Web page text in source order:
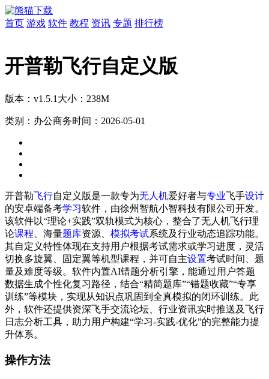
首页 游戏 软件 教程 资讯 专题 排行榜
开普勒飞行自定义版
版本：v1.5.1 大小：238M
类别：办公商务时间：2026-05-01
开普勒飞行自定义版是一款专为无人机爱好者与专业飞手设计
的安卓端备考学习软件，由徐州智航小智科技有限公司开发。
该软件以“理论+实践”双轨模式为核心，整合了无人机飞行理
论课程 、海量题库资源、 模拟考试系统及行业动态追踪功能。
其自定义特性体现在支持用户根据考试需求或学习进度，灵活
切换多旋翼、固定翼等机型课程，并可自主设置考试时间、题
量及难度等级。软件内置AI错题分析引擎，能通过用户答题
数据生成个性化复习路径，结合“精简题库”“错题收藏”“专享
训练”等模块，实现从知识点巩固到全真模拟的闭环训练。此
外，软件还提供资深飞手交流论坛、行业资讯实时推送及飞行
日志分析工具，助力用户构建“学习-实践-优化”的完整能力提
升体系。
操作方法